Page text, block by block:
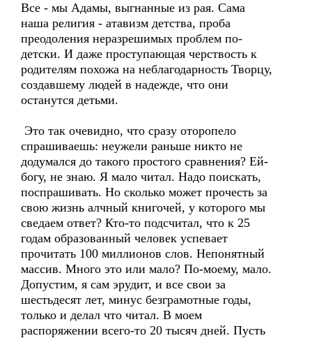
Все - мы Адамы, выгнанные из рая. Сама
наша религия - атавизм детства, проба
преодоления неразрешимых проблем по-
детски. И даже проступающая черствость к
родителям похожа на неблагодарность Творцу,
создавшему людей в надежде, что они
останутся детьми.
Это так очевидно, что сразу оторопело
спрашиваешь: неужели раньше никто не
додумался до такого простого сравнения? Ей-
богу, не знаю. Я мало читал. Надо поискать,
поспрашивать. Но сколько может прочесть за
свою жизнь алчный книгочей, у которого мы
сведаем ответ? Кто-то подсчитал, что к 25
годам образованный человек успевает
прочитать 100 миллионов слов. Непонятный
массив. Много это или мало? По-моему, мало.
Допустим, я сам эрудит, и все свои за
шестьдесят лет, минус безграмотные годы,
только и делал что читал. В моем
распоряжении всего-то 20 тысяч дней. Пусть